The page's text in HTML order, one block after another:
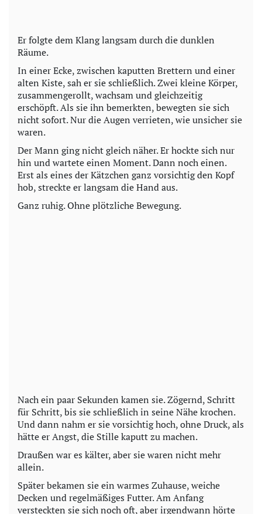
Er folgte dem Klang langsam durch die dunklen
Räume.
In einer Ecke, zwischen kaputten Brettern und einer
alten Kiste, sah er sie schließlich. Zwei kleine Körper,
zusammengerollt, wachsam und gleichzeitig
erschöpft. Als sie ihn bemerkten, bewegten sie sich
nicht sofort. Nur die Augen verrieten, wie unsicher sie
waren.
Der Mann ging nicht gleich näher. Er hockte sich nur
hin und wartete einen Moment. Dann noch einen.
Erst als eines der Kätzchen ganz vorsichtig den Kopf
hob, streckte er langsam die Hand aus.
Ganz ruhig. Ohne plötzliche Bewegung.
Nach ein paar Sekunden kamen sie. Zögernd, Schritt
für Schritt, bis sie schließlich in seine Nähe krochen.
Und dann nahm er sie vorsichtig hoch, ohne Druck, als
hätte er Angst, die Stille kaputt zu machen.
Draußen war es kälter, aber sie waren nicht mehr
allein.
Später bekamen sie ein warmes Zuhause, weiche
Decken und regelmäßiges Futter. Am Anfang
versteckten sie sich noch oft, aber irgendwann hörte